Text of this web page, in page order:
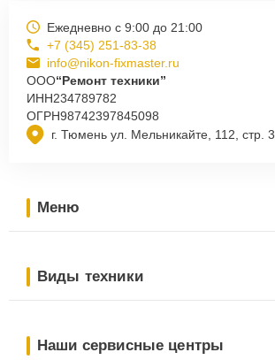
г. Тюмень ул. Мельникайте, 112, стр. 3
Ежедневно с 9:00 до 21:00
+7 (345) 251-83-38
info@nikon-fixmaster.ru
ООО“Ремонт техники”
ИНН234789782
ОГРН98742397845098
Меню
Виды техники
Наши сервисные центры